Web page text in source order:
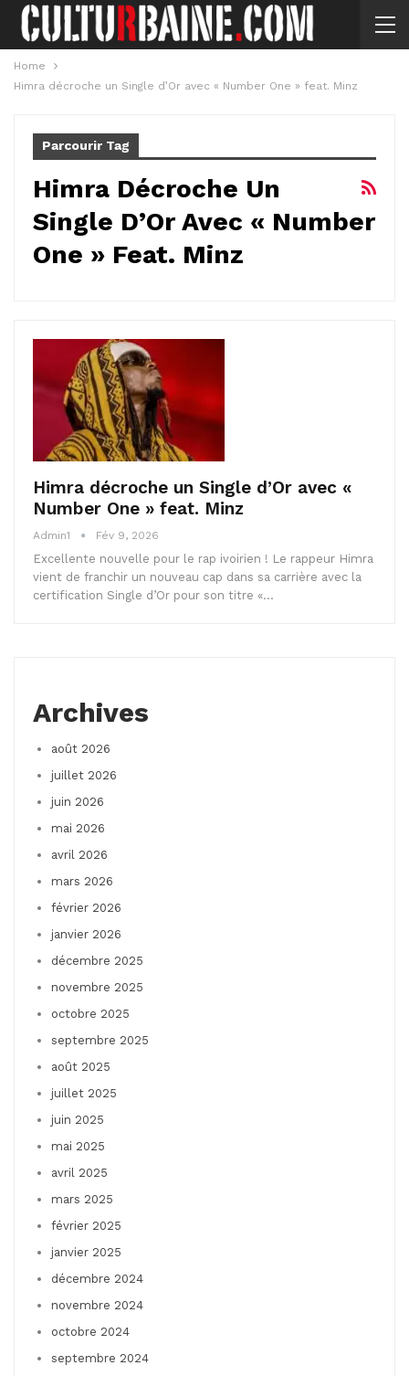
Home
Himra décroche un Single d’Or avec « Number One » feat. Minz
Parcourir Tag
Himra Décroche Un
Single D’Or Avec « Number
One » Feat. Minz
Himra décroche un Single d’Or avec «
Number One » feat. Minz
Admin1 Fév 9, 2026
Excellente nouvelle pour le rap ivoirien ! Le rappeur Himra
vient de franchir un nouveau cap dans sa carrière avec la
certification Single d’Or pour son titre «…
Archives
août 2026
juillet 2026
juin 2026
mai 2026
avril 2026
mars 2026
février 2026
janvier 2026
décembre 2025
novembre 2025
octobre 2025
septembre 2025
août 2025
juillet 2025
juin 2025
mai 2025
avril 2025
mars 2025
février 2025
janvier 2025
décembre 2024
novembre 2024
octobre 2024
septembre 2024